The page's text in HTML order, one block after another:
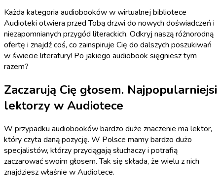
Każda kategoria audiobooków w wirtualnej bibliotece
Audioteki otwiera przed Tobą drzwi do nowych doświadczeń i
niezapomnianych przygód literackich. Odkryj naszą różnorodną
ofertę i znajdź coś, co zainspiruje Cię do dalszych poszukiwań
w świecie literatury! Po jakiego audiobook sięgniesz tym
razem?
Zaczarują Cię głosem. Najpopularniejsi
lektorzy w Audiotece
W przypadku audiobooków bardzo duże znaczenie ma lektor,
który czyta daną pozycję. W Polsce mamy bardzo dużo
specjalistów, którzy przyciągają słuchaczy i potrafią
zaczarować swoim głosem. Tak się składa, że wielu z nich
znajdziesz właśnie w Audiotece.